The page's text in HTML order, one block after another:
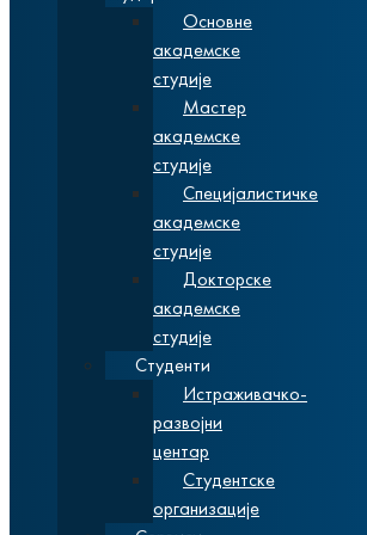
Основне
академске
студије
Мастер
академске
студије
Специјалистичке
академске
студије
Докторске
академске
студије
Студенти
Истраживачко-
развојни
центар
Студентске
организације